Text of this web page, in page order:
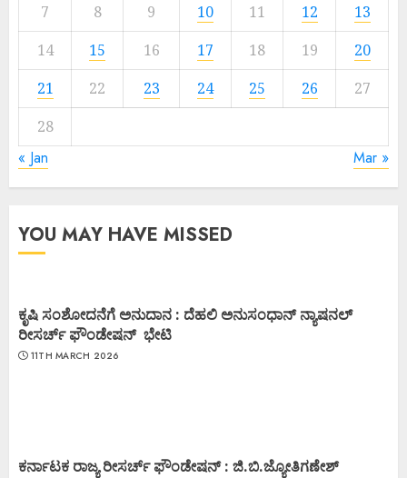
7
8 9 10 11 12
13
14
15 16 17 18 19
20
21
22 23 24 25 26
27
28
« Jan Mar »
YOU MAY HAVE MISSED
ಕೃಷಿ ಸಂಶೋದನೆಗೆ ಅನುದಾನ : ದೆಹಲಿ ಅನುಸಂಧಾನ್ ನ್ಯಾಷನಲ್
ರೀಸರ್ಚ್ ಫೌಂಡೇಷನ್ ಭೇಟಿ
11TH MARCH 2026
ಕರ್ನಾಟಕ ರಾಜ್ಯ ರೀಸರ್ಚ್ ಫೌಂಡೇಷನ್ : ಜಿ.ಬಿ.ಜ್ಯೋತಿಗಣೇಶ್